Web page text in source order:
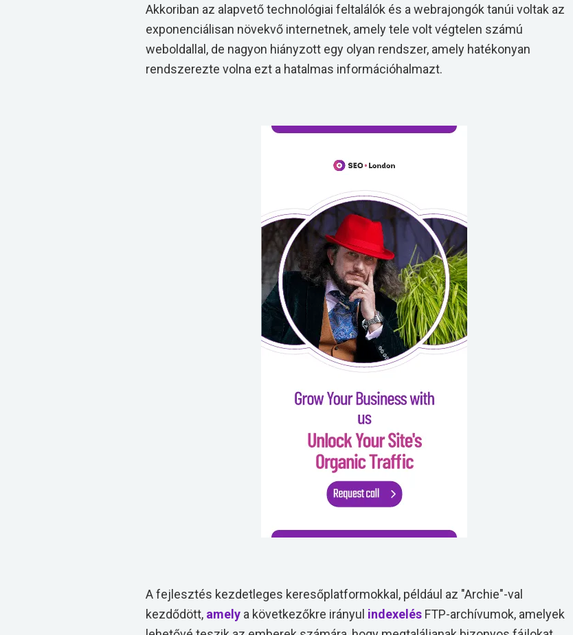
Akkoriban az alapvető technológiai feltalálók és a webrajongók tanúi voltak az
exponenciálisan növekvő internetnek, amely tele volt végtelen számú
weboldallal, de nagyon hiányzott egy olyan rendszer, amely hatékonyan
rendszerezte volna ezt a hatalmas információhalmazt.
A fejlesztés kezdetleges keresőplatformokkal, például az "Archie"-val
kezdődött, amely a következőkre irányul indexelés FTP-archívumok, amelyek